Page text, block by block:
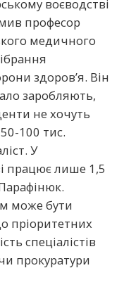
воєводстві
професор
медичного
здоров’я. Він
заробляють,
не хочуть
100 тис.
У
працює лише 1,5
може бути
пріоритетних
спеціалістів
прокуратури